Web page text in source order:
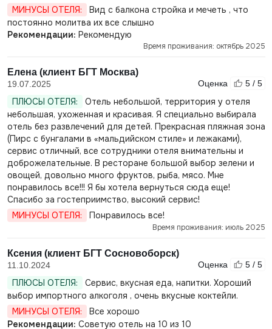
МИНУСЫ ОТЕЛЯ:
Вид с балкона стройка и мечеть , что
постоянно молитва их все слышно
Рекомендации: Рекомендую
Время проживания: октябрь 2025
Елена (клиент БГТ Москва)
19.07.2025 Оценка 5 / 5
ПЛЮСЫ ОТЕЛЯ:
Отель небольшой, территория у отеля
небольшая, ухоженная и красивая. Я специально выбирала
отель без развлечений для детей. Прекрасная пляжная зона
(Пирс с бунгалами в «мальдийском стиле» и лежаками),
сервис отличный, все сотрудники отеля внимательны и
доброжелательные. В ресторане большой выбор зелени и
овощей, довольно много фруктов, рыба, мясо. Мне
понравилось все!!! Я бы хотела вернуться сюда еще!
Спасибо за гостеприимство, высокий сервис!
МИНУСЫ ОТЕЛЯ:
Понравилось все!
Время проживания: июль 2025
Ксения (клиент БГТ Сосновоборск)
11.10.2024 Оценка 5 / 5
ПЛЮСЫ ОТЕЛЯ:
Сервис, вкусная еда, напитки. Хороший
выбор импортного алкоголя , очень вкусные коктейли.
МИНУСЫ ОТЕЛЯ:
Все хорошо
Рекомендации: Советую отель на 10 из 10